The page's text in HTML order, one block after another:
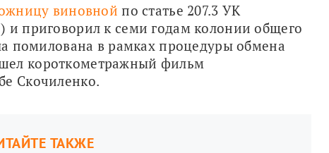
виновной по статье 207.3 УК
и приговорил к семи годам колонии общего
помилована в рамках процедуры обмена
короткометражный фильм
Скочиленко.
ТАКЖЕ